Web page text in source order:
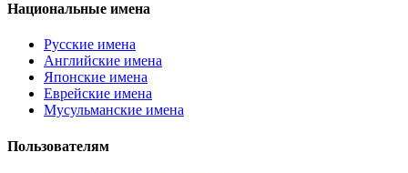
Национальные имена
Русские имена
Английские имена
Японские имена
Еврейские имена
Мусульманские имена
Пользователям